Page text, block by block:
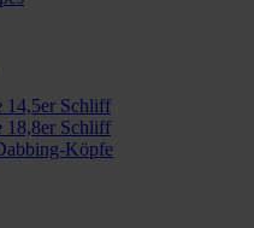
14,5er Schliff
18,8er Schliff
Köpfe